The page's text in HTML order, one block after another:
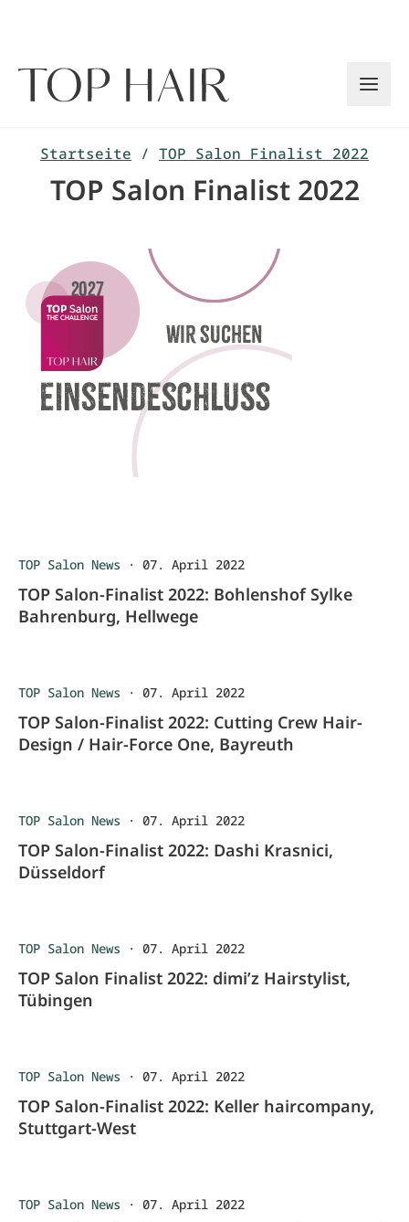
Startseite / TOP Salon Finalist 2022
TOP Salon Finalist 2022
TOP Salon News · 07. April 2022
TOP Salon-Finalist 2022: Bohlenshof Sylke
Bahrenburg, Hellwege
TOP Salon News · 07. April 2022
TOP Salon-Finalist 2022: Cutting Crew Hair-
Design / Hair-Force One, Bayreuth
TOP Salon News · 07. April 2022
TOP Salon-Finalist 2022: Dashi Krasnici,
Düsseldorf
TOP Salon News · 07. April 2022
TOP Salon Finalist 2022: dimi’z Hairstylist,
Tübingen
TOP Salon News · 07. April 2022
TOP Salon-Finalist 2022: Keller haircompany,
Stuttgart-West
TOP Salon News · 07. April 2022